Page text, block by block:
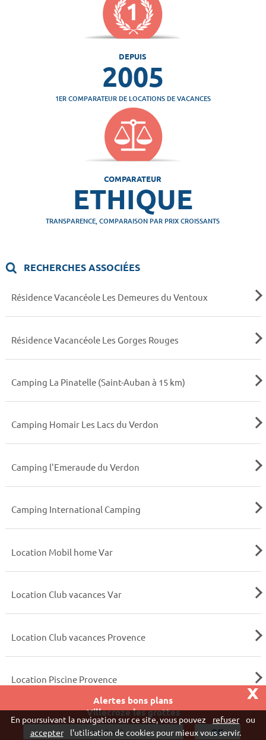
Alertes bons plans
Villecroze les grottes
x
DEPUIS
2005
1ER COMPARATEUR DE LOCATIONS DE VACANCES
COMPARATEUR
ETHIQUE
TRANSPARENCE, COMPARAISON PAR PRIX CROISSANTS
RECHERCHES ASSOCIÉES
Résidence Vacancéole Les Demeures du Ventoux
Résidence Vacancéole Les Gorges Rouges
Camping La Pinatelle (Saint-Auban à 15 km)
Camping Homair Les Lacs du Verdon
Camping l'Emeraude du Verdon
Camping International Camping
Location Mobil home Var
Location Club vacances Var
Location Club vacances Provence
Location Piscine Provence
Vivaweb SARL - RCS Créteil n°790 591 572
En poursuivant la navigation sur ce site, vous pouvez refuser
ou
accepter
l'utilisation de cookies pour mieux vous servir.